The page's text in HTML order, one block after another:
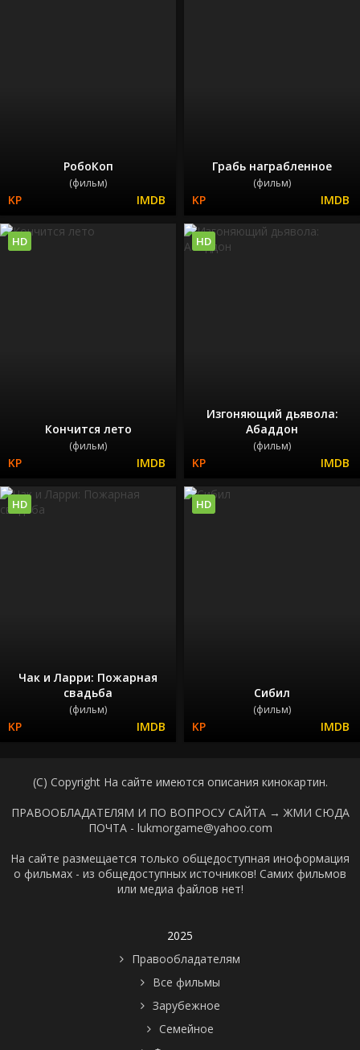
РобоКоп
(фильм)
Грабь награбленное
(фильм)
Кончится лето
(фильм)
HD
Изгоняющий дьявола:
Абаддон
(фильм)
HD
Чак и Ларри: Пожарная
свадьба
(фильм)
HD
Сибил
(фильм)
HD
(C) Copyright На сайте имеются описания кинокартин.
ПРАВООБЛАДАТЕЛЯМ И ПО ВОПРОСУ САЙТА → ЖМИ СЮДА
ПОЧТА - lukmorgame@yahoo.com
На сайте размещается только общедоступная иноформация
о фильмах - из общедоступных источников! Самих фильмов
или медиа файлов нет!
2025
Правообладателям
Все фильмы
Зарубежное
Семейное